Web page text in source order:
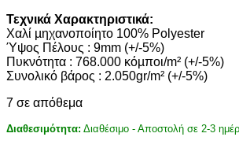
Τεχνικά Χαρακτηριστικά:
Χαλί µηχανοποίητο 100% Polyester
Ύψος Πέλους : 9mm (+/-5%)
Πυκνότητα : 768.000 κόµποι/m² (+/-5%)
Συνολικό βάρος : 2.050gr/m² (+/-5%)
7 σε απόθεμα
Διαθεσιμότητα: Διαθέσιμο - Αποστολή σε 2-3